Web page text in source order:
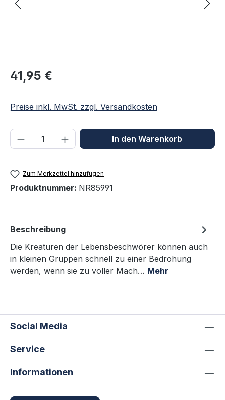
Regulärer Preis:
41,95 €
Preise inkl. MwSt. zzgl. Versandkosten
Produkt Anzahl: Gib denIn den Warenkorb
Zum Merkzettel hinzufügen
Produktnummer: NR85991
Beschreibung
Die Kreaturen der Lebensbeschwörer können auch
in kleinen Gruppen schnell zu einer Bedrohung
werden, wenn sie zu voller Mach… Mehr
Social Media
Service
Informationen